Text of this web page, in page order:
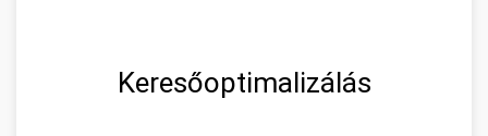
Keresőoptimalizálás